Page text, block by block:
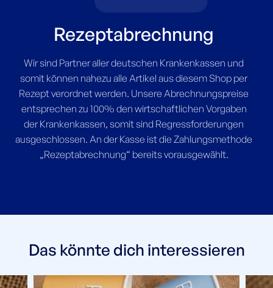
Rezeptabrechnung
Wir sind Partner aller deutschen Krankenkassen und
somit können nahezu alle Artikel aus diesem Shop per
Rezept verordnet werden. Unsere Abrechnungspreise
entsprechen zu 100% den wirtschaftlichen Vorgaben
der Krankenkassen, somit sind Regressforderungen
ausgeschlossen. An der Kasse ist die Zahlungsmethode
„Rezeptabrechnung“ bereits vorausgewählt.
Das könnte dich interessieren